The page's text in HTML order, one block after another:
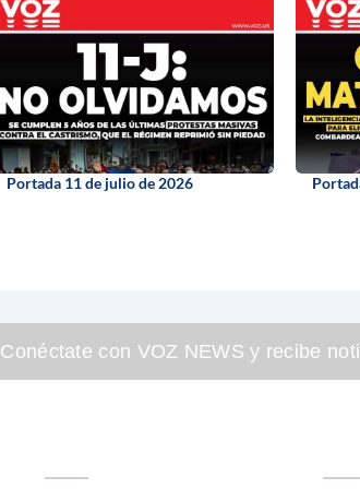
Portada 11 de julio de 2026
Conéctate con VOZ NEWS y recibe